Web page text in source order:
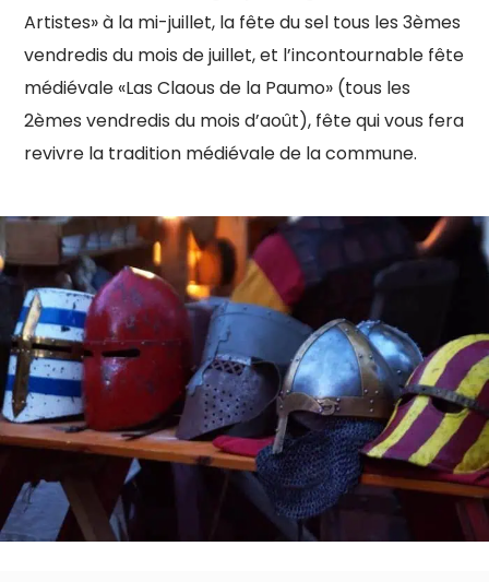
Artistes» à la mi-juillet, la fête du sel tous les 3èmes
vendredis du mois de juillet, et l’incontournable fête
médiévale «Las Claous de la Paumo» (tous les
2èmes vendredis du mois d’août), fête qui vous fera
revivre la tradition médiévale de la commune.